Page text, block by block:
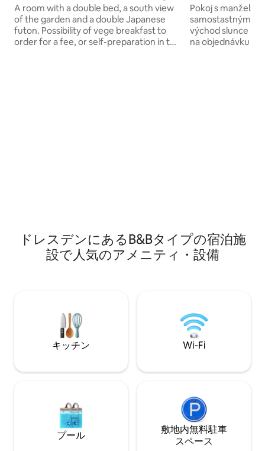
A room with a double bed, a south view
of the garden and a double Japanese
futon. Possibility of vege breakfast to
order for a fee, or self-preparation in the
Pokoj s
samostastným
východ slunce :-)
na objednávku
ドレスデンにあるB&Bタイプの宿泊施
設で人気のアメニティ・設備
キッチン Wi-Fi
プール
敷地内無料駐⁠車
ス⁠ペ⁠ー⁠ス